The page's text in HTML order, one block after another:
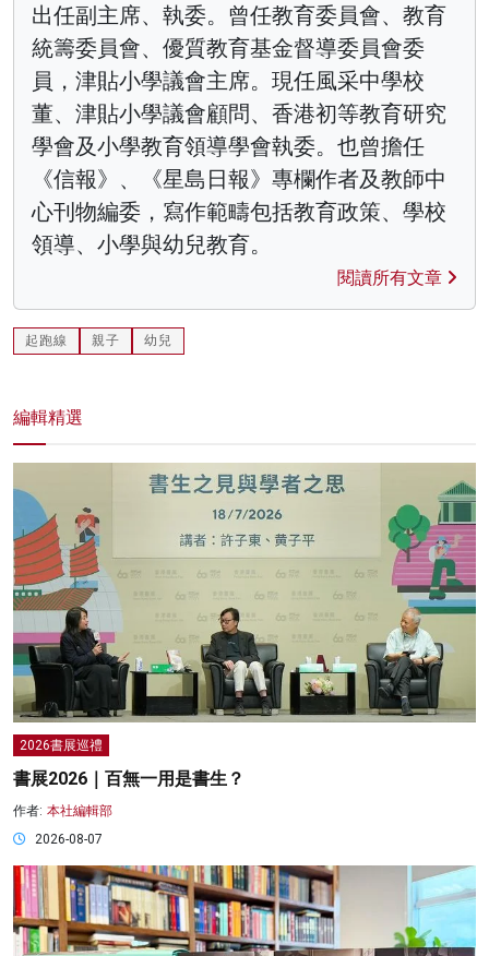
出任副主席、執委。曾任教育委員會、教育
統籌委員會、優質教育基金督導委員會委
員，津貼小學議會主席。現任風采中學校
董、津貼小學議會顧問、香港初等教育研究
學會及小學教育領導學會執委。也曾擔任
《信報》、《星島日報》專欄作者及教師中
心刊物編委，寫作範疇包括教育政策、學校
領導、小學與幼兒教育。
閱讀所有文章
起跑線 親子 幼兒
編輯精選
2026書展巡禮
書展2026｜百無一用是書生？
作者: 本社編輯部
2026-08-07